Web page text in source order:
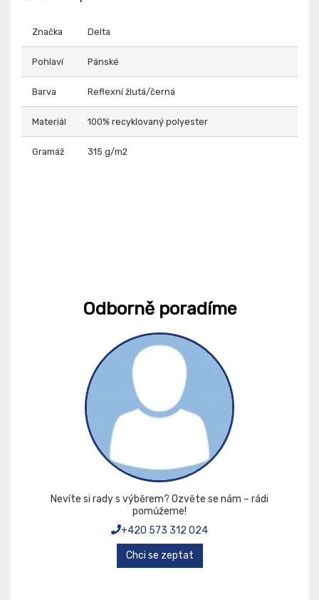
Značka Delta
Pohlaví Pánské
Barva Reflexní žlutá/černá
Materiál 100% recyklovaný polyester
Gramáž 315 g/m2
Odborně poradíme
Nevíte si rady s výběrem? Ozvěte se nám – rádi
pomůžeme!
+420 573 312 024
Chci se zeptat